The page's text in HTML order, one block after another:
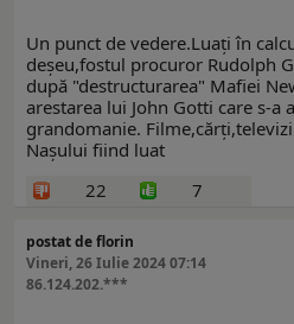
Un punct de vedere.Luați în
deșeu,fostul procuror Rudolph
după "destructurarea" Mafiei
arestarea lui John Gotti care s-a
grandomanie.
Nașului fiind luat
22
7
postat de florin
Vineri, 26 Iulie 2024 07:14
86.124.202.***